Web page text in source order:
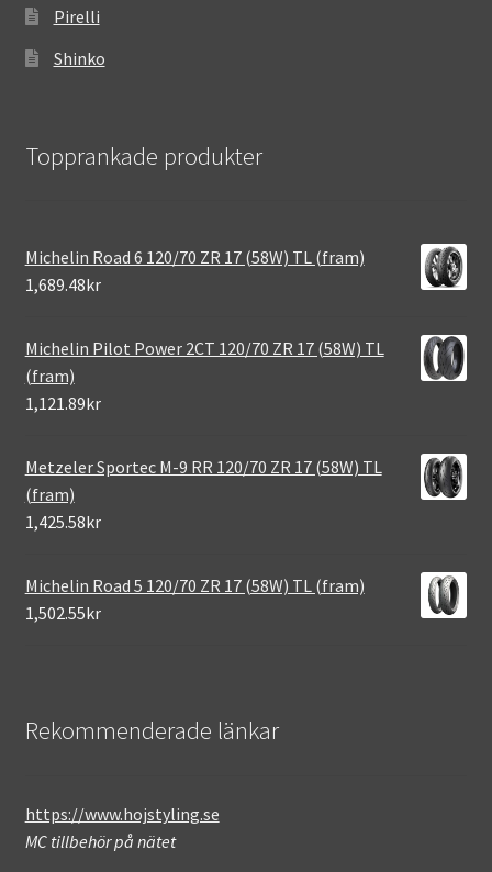
Pirelli
Shinko
Topprankade produkter
Michelin Road 6 120/70 ZR 17 (58W) TL (fram)
1,689.48kr
Michelin Pilot Power 2CT 120/70 ZR 17 (58W) TL
(fram)
1,121.89kr
Metzeler Sportec M-9 RR 120/70 ZR 17 (58W) TL
(fram)
1,425.58kr
Michelin Road 5 120/70 ZR 17 (58W) TL (fram)
1,502.55kr
Rekommenderade länkar
https://www.hojstyling.se
MC tillbehör på nätet